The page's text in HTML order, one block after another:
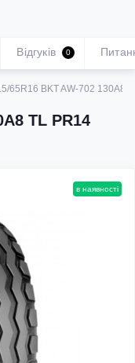
65R16 BKT AW-702 130A8
TL PR14
Відгуків 0
в наявності